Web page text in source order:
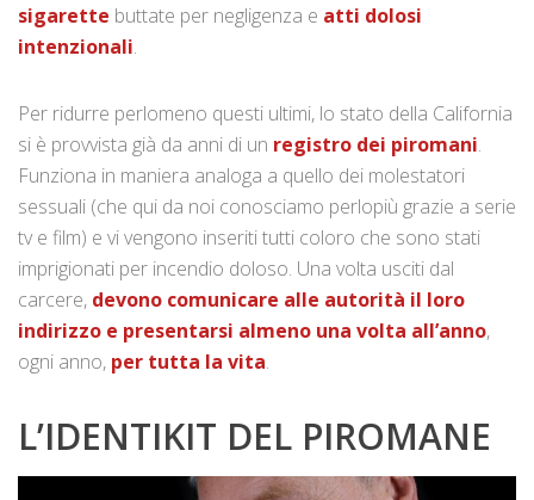
sigarette buttate per negligenza e atti dolosi
intenzionali.
Per ridurre perlomeno questi ultimi, lo stato della California
si è provvista già da anni di un registro dei piromani.
Funziona in maniera analoga a quello dei molestatori
sessuali (che qui da noi conosciamo perlopiù grazie a serie
tv e film) e vi vengono inseriti tutti coloro che sono stati
imprigionati per incendio doloso. Una volta usciti dal
carcere, devono comunicare alle autorità il loro
indirizzo e presentarsi almeno una volta all’anno,
ogni anno, per tutta la vita.
L’IDENTIKIT DEL PIROMANE